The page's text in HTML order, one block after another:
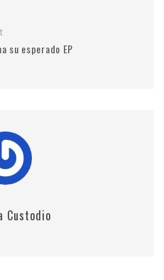
su esperado EP
Custodio